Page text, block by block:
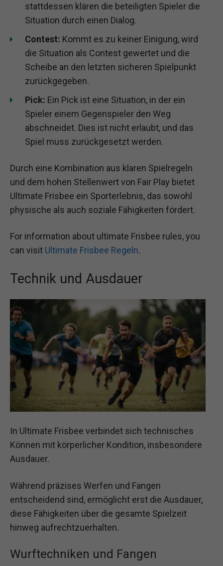
stattdessen klären die beteiligten Spieler die
Situation durch einen Dialog.
Contest: Kommt es zu keiner Einigung, wird
die Situation als Contest gewertet und die
Scheibe an den letzten sicheren Spielpunkt
zurückgegeben.
Pick: Ein Pick ist eine Situation, in der ein
Spieler einem Gegenspieler den Weg
abschneidet. Dies ist nicht erlaubt, und das
Spiel muss zurückgesetzt werden.
Durch eine Kombination aus klaren Spielregeln
und dem hohen Stellenwert von Fair Play bietet
Ultimate Frisbee ein Sporterlebnis, das sowohl
physische als auch soziale Fähigkeiten fördert.
For information about ultimate Frisbee rules, you
can visit Ultimate Frisbee Regeln.
Technik und Ausdauer
In Ultimate Frisbee verbindet sich technisches
Können mit körperlicher Kondition, insbesondere
Ausdauer.
Während präzises Werfen und Fangen
entscheidend sind, ermöglicht erst die Ausdauer,
diese Fähigkeiten über die gesamte Spielzeit
hinweg aufrechtzuerhalten.
Wurftechniken und Fangen